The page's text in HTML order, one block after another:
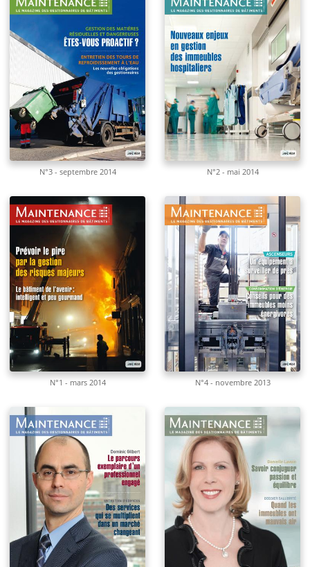
N°3 - septembre 2014 N°2 - mai 2014
N°1 - mars 2014 N°4 - novembre 2013